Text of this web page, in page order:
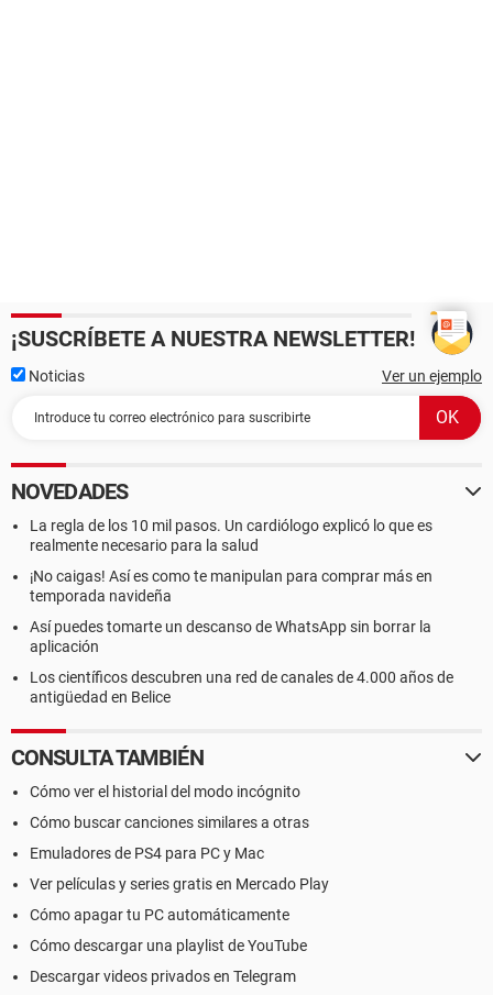
¡SUSCRÍBETE A NUESTRA NEWSLETTER!
Noticias Ver un ejemplo
NOVEDADES
La regla de los 10 mil pasos. Un cardiólogo explicó lo que es
realmente necesario para la salud
¡No caigas! Así es como te manipulan para comprar más en
temporada navideña
Así puedes tomarte un descanso de WhatsApp sin borrar la
aplicación
Los científicos descubren una red de canales de 4.000 años de
antigüedad en Belice
CONSULTA TAMBIÉN
Cómo ver el historial del modo incógnito
Cómo buscar canciones similares a otras
Emuladores de PS4 para PC y Mac
Ver películas y series gratis en Mercado Play
Cómo apagar tu PC automáticamente
Cómo descargar una playlist de YouTube
Descargar videos privados en Telegram